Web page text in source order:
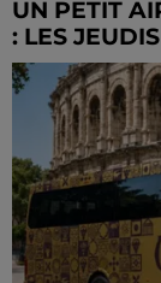
UN PETIT
: LES